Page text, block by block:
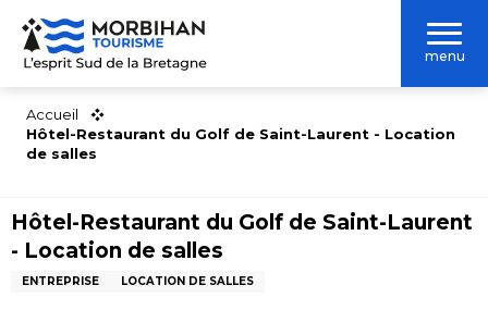
Aller
contenu
menu
Accueil
Hôtel-Restaurant du Golf de Saint-Laurent - Location
de salles
Hôtel-Restaurant du Golf de Saint-Laurent
- Location de salles
ENTREPRISE LOCATION DE SALLES